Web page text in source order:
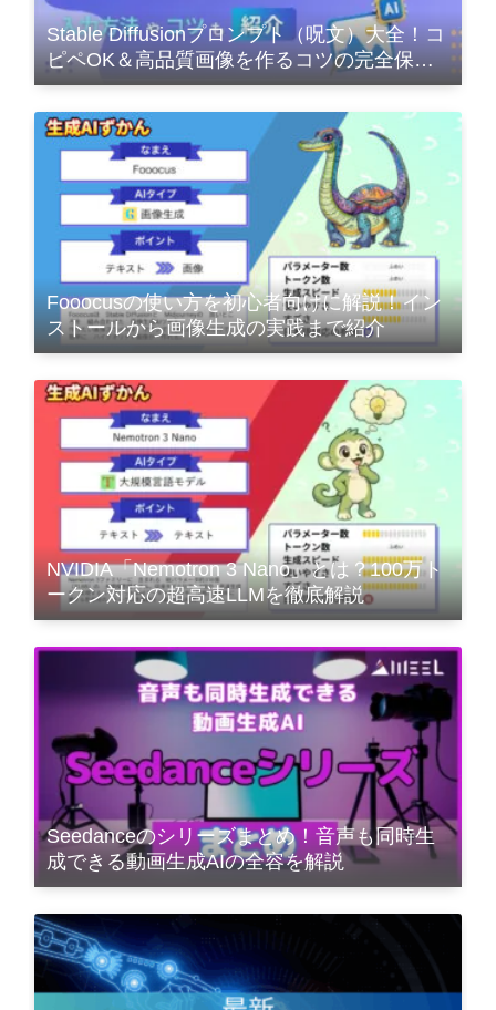
Stable Diffusionプロンプト（呪文）大全！コ
ピペOK＆高品質画像を作るコツの完全保存
版
Fooocusの使い方を初心者向けに解説！イン
ストールから画像生成の実践まで紹介
NVIDIA「Nemotron 3 Nano」とは？100万ト
ークン対応の超高速LLMを徹底解説
Seedanceのシリーズまとめ！音声も同時生
成できる動画生成AIの全容を解説